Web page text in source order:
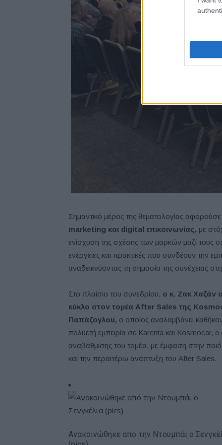
Σημαντικό μέρος της θεματολογίας αφορούσε
marketing και digital επικοινωνίας, με
ενίσχυση της σχέσης των μαρκών μαζί τους
ενέργειες και πρακτικές που συνδέουν την
αναδεικνύοντας τη σημασία της συνέχειας
Στο πλαίσιο του συνεδρίου, ο κ. Ζακ Χαζάν
κύκλο στον τομέα After Sales της
Παπάζογλου, ο οποίος αναλαμβάνει
πολυετή εμπειρία σε Karenta και Kosmocar,
αναβάθμισης του τομέα, με έμφαση στην
και την περαιτέρω ανάπτυξη του After Sales.
Ανακοινώθηκε από την Ντουμπάι ο